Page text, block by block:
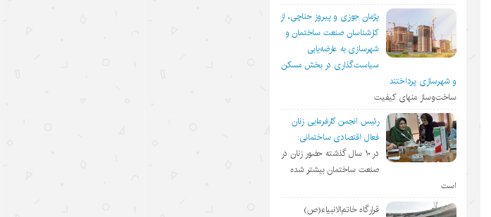
پژمان جوزی و پیروز حناچی، از
کارشناسان صنعت ساختمان و
شهرسازی به عارضه‌یابی
سیاست‌گذاری در بخش مسکن
و شهرسازی پرداختند
ساخت‌وساز منهای کیفیت
رئیس انجمن کارفرمایی زنان
فعال اقتصادی ساختمانی:
در ١٠ سال گذشته حضور زنان در
صنعت ساختمان بیشتر شده
است
قرارگاه خاتم‌الانبیاء(ص)